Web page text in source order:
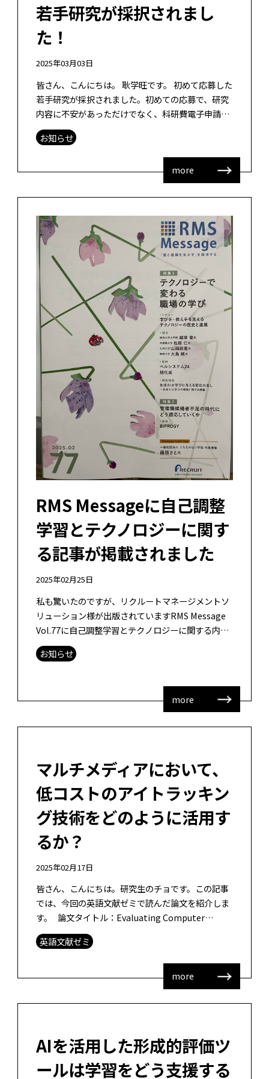
若手研究が採択されまし
た！
2025年03月03日
皆さん、こんにちは。 耿学旺です。 初めて応募した
若手研究が採択されました。初めての応募で、研究
内容に不安があっただけでなく、科研費電子申請シ
ステムの操作にも慣れておらず、提出できるかどう
かさえ心配していました。タイトル […]
お知らせ
more
RMS Messageに自己調整
学習とテクノロジーに関す
る記事が掲載されました
2025年02月25日
私も驚いたのですが、リクルートマネージメントソ
リューション様が出版されていますRMS Message
Vol.77に自己調整学習とテクノロジーに関する内容
の記事が掲載されました。取材申し込みがあった時
は、「企業内人材育成 […]
お知らせ
more
マルチメディアにおいて、
低コストのアイトラッキン
グ技術をどのように活用す
るか？
2025年02月17日
皆さん、こんにちは。研究生のチョです。この記事
では、今回の英語文献ゼミで読んだ論文を紹介しま
す。 論文タイトル：Evaluating Computer
Science Students Reading Co […]
英語文献ゼミ
more
AIを活用した形成的評価ツ
ールは学習をどう支援する